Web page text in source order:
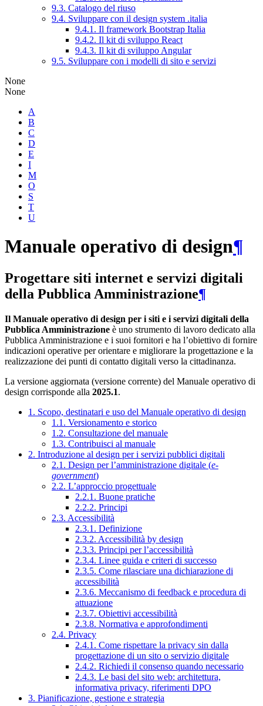
9.3. Catalogo del riuso
9.4. Sviluppare con il design system .italia
9.4.1. Il framework Bootstrap Italia
9.4.2. Il kit di sviluppo React
9.4.3. Il kit di sviluppo Angular
9.5. Sviluppare con i modelli di sito e servizi
None
None
A
B
C
D
E
I
M
O
S
T
U
Manuale operativo di design¶
Progettare siti internet e servizi digitali
della Pubblica Amministrazione¶
Il Manuale operativo di design per i siti e i servizi digitali della
Pubblica Amministrazione è uno strumento di lavoro dedicato alla
Pubblica Amministrazione e i suoi fornitori e ha l’obiettivo di fornire
indicazioni operative per orientare e migliorare la progettazione e la
realizzazione dei punti di contatto digitali verso la cittadinanza.
La versione aggiornata (versione corrente) del Manuale operativo di
design corrisponde alla 2025.1.
1. Scopo, destinatari e uso del Manuale operativo di design
1.1. Versionamento e storico
1.2. Consultazione del manuale
1.3. Contribuisci al manuale
2. Introduzione al design per i servizi pubblici digitali
2.1. Design per l’amministrazione digitale (e-
government)
2.2. L’approccio progettuale
2.2.1. Buone pratiche
2.2.2. Principi
2.3. Accessibilità
2.3.1. Definizione
2.3.2. Accessibilità by design
2.3.3. Principi per l’accessibilità
2.3.4. Linee guida e criteri di successo
2.3.5. Come rilasciare una dichiarazione di
accessibilità
2.3.6. Meccanismo di feedback e procedura di
attuazione
2.3.7. Obiettivi accessibilità
2.3.8. Normativa e approfondimenti
2.4. Privacy
2.4.1. Come rispettare la privacy sin dalla
progettazione di un sito o servizio digitale
2.4.2. Richiedi il consenso quando necessario
2.4.3. Le basi del sito web: architettura,
informativa privacy, riferimenti DPO
3. Pianificazione, gestione e strategia